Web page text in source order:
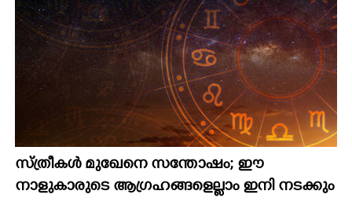
സ്ത്രീകള്‍ മുഖേനെ സന്തോഷം;​ ഈ
നാളുകാരുടെ ആഗ്രഹങ്ങളെല്ലാം ഇനി നടക്കും